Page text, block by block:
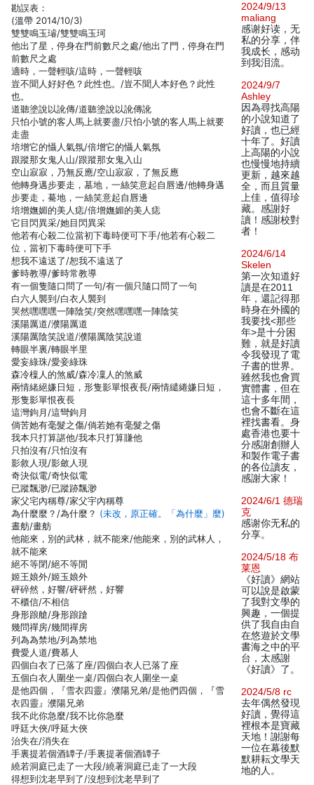
勘誤表：
(溫帶 2014/10/3)
雙雙鳴玉璿/雙雙鳴玉珂
他出了星，停身在門前數尺之處/他出了門，停身在門
前數尺之處
適時，一聲輕咳/這時，一聲輕咳
豈不聞人好好色？此性也。/豈不聞人本好色？此性
也。
道聽塗說以訛傳/道聽塗說以訛傳訛
只怕小號的客人馬上就要盡/只怕小號的客人馬上就要
走盡
培增它的懾人氣氛/倍增它的懾人氣氛
跟蹤那女鬼人山/跟蹤那女鬼入山
空山寂寂，乃無反應/空山寂寂，了無反應
他轉身邁步要走，墓地，一絲笑意起自唇邊/他轉身邁
步要走，驀地，一絲笑意起自唇邊
培增嫵媚的美人痣/倍增嫵媚的美人痣
它目閃異采/她目閃異采
他若有心殺二位當初下毒時便可下手/他若有心殺二
位，當初下毒時便可下手
想我不遠送了/恕我不遠送了
爹時教導/爹時常教導
有一個隻隨口問了一句/有一個只隨口問了一句
白六人襲到/白衣人襲到
哭然嘿嘿嘿一陣陰笑/突然嘿嘿嘿一陣陰笑
溪陽厲道/濮陽厲道
溪陽厲陰笑說道/濮陽厲陰笑說道
轉眼半裏/轉眼半里
愛妄綠珠/愛妾綠珠
森冷檁人的煞威/森冷凜人的煞威
兩情緒絕嫌日短，形隻影單恨夜長/兩情繾綣嫌日短，
形隻影單恨夜長
這灣鉤月/這彎鉤月
倘苦她有毫髮之傷/倘若她有毫髮之傷
我本只打算諶他/我本只打算賺他
只拍沒有/只怕沒有
影敘人現/影斂人現
奇決似電/奇快似電
已蹤飄渺/已蹤跡飄渺
家父宅內稱尊/家父宇內稱尊
為什麼麼？/為什麼？ (未改，原正確。「為什麼」麼)
晝舫/畫舫
他能來，別的武林，就不能來/他能來，別的武林人，
就不能來
絕不等閉/絕不等閒
姬王娘外/姬玉娘外
砰碎然，好響/砰砰然，好響
不櫃信/不相信
身形踉艙/身形踉蹌
幾問禪房/幾間禪房
列為為禁地/列為禁地
費愛人道/費慕人
四個白衣了已落了座/四個白衣人已落了座
五個白衣人圍坐一桌/四個白衣人圍坐一桌
是他四個，『雪衣四靈』濮陽兄弟/是他們四個，『雪
衣四靈』濮陽兄弟
我不此你急麼/我不比你急麼
呼廷大俠/呼延大俠
治失在/消失在
手裏提若個酒罈子/手裏提著個酒罈子
繞若洞庭已走了一大段/繞著洞庭已走了一大段
得想到沈老早到了/沒想到沈老早到了
2024/9/13
maliang
感谢好读，无
私的分享，伴
我成长，感动
到我泪流。
2024/9/7
Ashley
因為尋找高陽
的小說知道了
好讀，也已經
十年了。好讀
上高陽的小說
也慢慢地持續
更新，越來越
全，而且質量
上佳，值得珍
藏。感謝好
讀！感謝校對
者！
2024/6/14
Skelen
第一次知道好
讀是在2011
年，還記得那
時身在外國的
我要找<那些
年>是十分困
難，就是好讀
令我發現了電
子書的世界。
雖然我也會買
實體書，但在
這十多年間，
也會不斷在這
裡找書看。身
處香港也要十
分感謝創辦人
和製作電子書
的各位讀友，
感謝大家！
2024/6/1 德瑞
克
感谢你无私的
分享。
2024/5/18 布
莱恩
《好讀》網站
可以說是啟蒙
了我對文學的
興趣，一個提
供了我自由自
在悠遊於文學
書海之中的平
台，太感謝
《好讀》了。
2024/5/8 rc
去年偶然發現
好讀，覺得這
裡根本是寶藏
天地！謝謝每
一位在幕後默
默耕耘文學天
地的人。